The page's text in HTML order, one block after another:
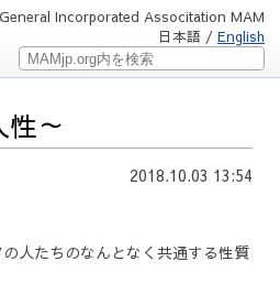
Incorporated Associtation MAM
日本語 / English
～
2018.10.03 13:54
人たちのなんとなく共通する性質